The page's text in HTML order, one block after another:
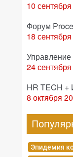
10
Форум
18
24
HR TECH
8 октября
Эпидемия